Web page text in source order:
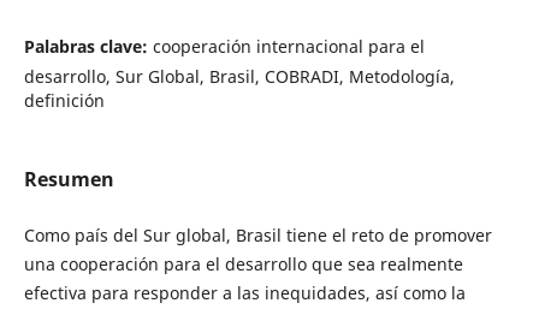
Palabras clave: cooperación internacional para el
desarrollo, Sur Global, Brasil, COBRADI, Metodología,
definición
Resumen
Como país del Sur global, Brasil tiene el reto de promover
una cooperación para el desarrollo que sea realmente
efectiva para responder a las inequidades, así como la